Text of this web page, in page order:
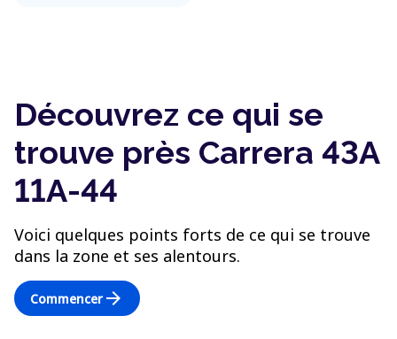
Découvrez ce qui se
trouve près Carrera 43A
11A-44
Voici quelques points forts de ce qui se trouve
dans la zone et ses alentours.
Commencerarrow_forward